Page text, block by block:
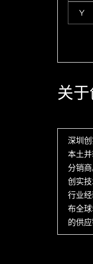
Y
关
深圳
本土
分销商
创实
行业
布全
的供